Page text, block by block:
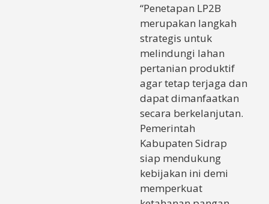
“Penetapan LP2B
merupakan langkah
strategis untuk
melindungi lahan
pertanian produktif
agar tetap terjaga dan
dapat dimanfaatkan
secara berkelanjutan.
Pemerintah
Kabupaten Sidrap
siap mendukung
kebijakan ini demi
memperkuat